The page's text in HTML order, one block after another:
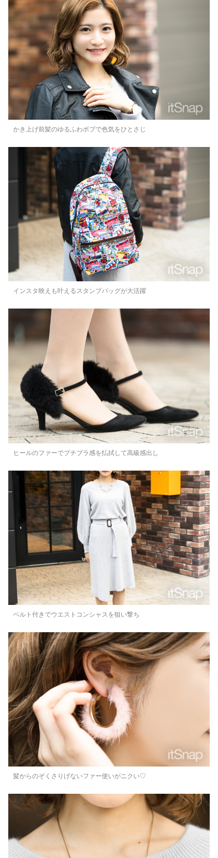
かき上げ前髪のゆるふわボブで色気をひとさじ
インスタ映えも叶えるスタンプバッグが大活躍
ヒールのファーでプチプラ感を払拭して高級感出し
ベルト付きでウエストコンシャスを狙い撃ち
髪からのぞくさりげないファー使いがニクい♡